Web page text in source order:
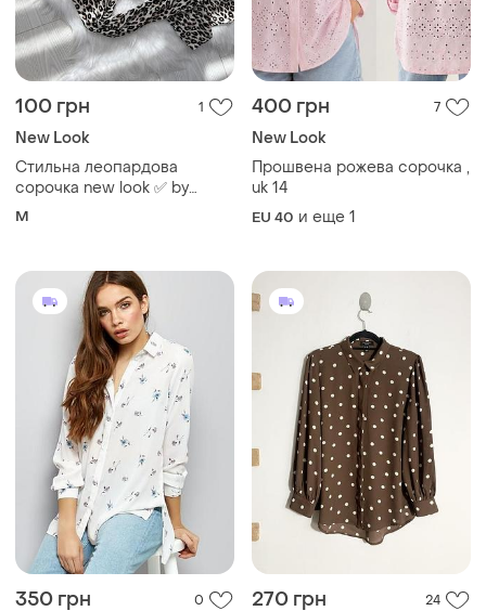
100 грн 1
New Look
Стильна леопардова
сорочка new look ✅ by
mariiahuts.clothes 🤎
M
400 грн 7
New Look
Прошвена рожева сорочка ,
uk 14
EU 40 и еще 1
350 грн 0 270 грн 24